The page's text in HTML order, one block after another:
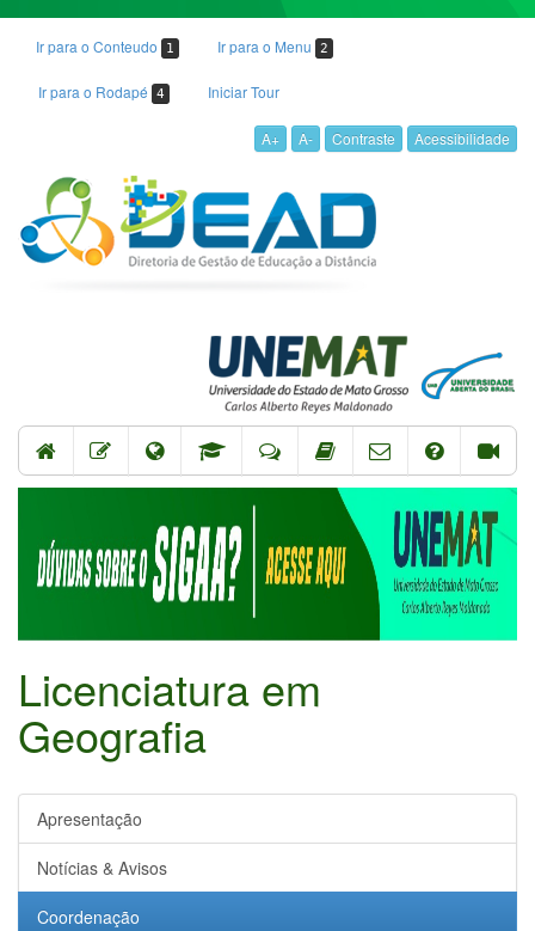
Ir para o Conteudo 1 Ir para o Menu 2
Ir para o Rodapé 4 Iniciar Tour
A+ A- Contraste Acessibilidade
Licenciatura em
Geografia
Apresentação
Notícias & Avisos
Coordenação